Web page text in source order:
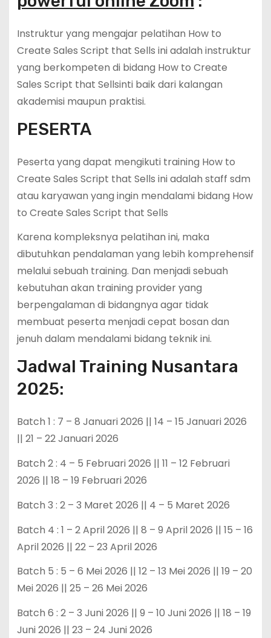
Instruktur yang mengajar pelatihan How to
Create Sales Script that Sells ini adalah instruktur
yang berkompeten di bidang How to Create
Sales Script that Sellsinti baik dari kalangan
akademisi maupun praktisi.
PESERTA
Peserta yang dapat mengikuti training How to
Create Sales Script that Sells ini adalah staff sdm
atau karyawan yang ingin mendalami bidang How
to Create Sales Script that Sells
Karena kompleksnya pelatihan ini, maka
dibutuhkan pendalaman yang lebih komprehensif
melalui sebuah training. Dan menjadi sebuah
kebutuhan akan training provider yang
berpengalaman di bidangnya agar tidak
membuat peserta menjadi cepat bosan dan
jenuh dalam mendalami bidang teknik ini.
Jadwal Training Nusantara
2025:
Batch 1 : 7 – 8 Januari 2026 || 14 – 15 Januari 2026
|| 21 – 22 Januari 2026
Batch 2 : 4 – 5 Februari 2026 || 11 – 12 Februari
2026 || 18 – 19 Februari 2026
Batch 3 : 2 – 3 Maret 2026 || 4 – 5 Maret 2026
Batch 4 : 1 – 2 April 2026 || 8 – 9 April 2026 || 15 – 16
April 2026 || 22 – 23 April 2026
Batch 5 : 5 – 6 Mei 2026 || 12 – 13 Mei 2026 || 19 – 20
Mei 2026 || 25 – 26 Mei 2026
Batch 6 : 2 – 3 Juni 2026 || 9 – 10 Juni 2026 || 18 – 19
Juni 2026 || 23 – 24 Juni 2026